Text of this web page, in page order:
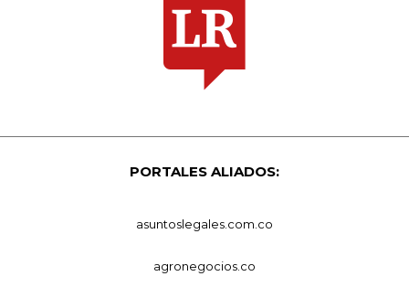
PORTALES ALIADOS:
asuntoslegales.com.co
agronegocios.co